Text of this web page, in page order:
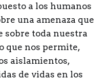
a los humanos
una amenaza que
toda nuestra
que nos permite,
aislamientos,
de vidas en los